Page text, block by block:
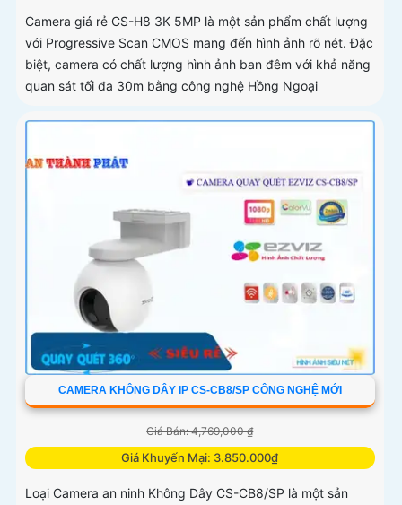
Camera giá rẻ CS-H8 3K 5MP là một sản phẩm chất lượng
với Progressive Scan CMOS mang đến hình ảnh rõ nét. Đặc
biệt, camera có chất lượng hình ảnh ban đêm với khả năng
quan sát tối đa 30m bằng công nghệ Hồng Ngoại
CAMERA KHÔNG DÂY IP CS-CB8/SP CÔNG NGHỆ MỚI
Giá Bán: 4,769,000 ₫
Giá Khuyến Mại: 3.850.000₫
Loại Camera an ninh Không Dây CS-CB8/SP là một sản